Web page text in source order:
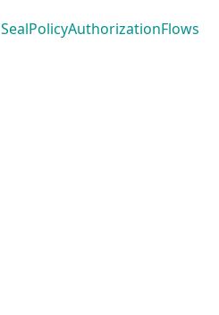
SealPolicyAuthorizationFlows